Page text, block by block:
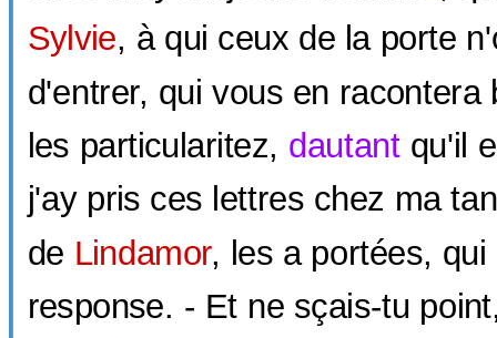
Sylvie, à qui ceux de la porte
d'entrer, qui vous en racontera
les particularitez, dautantqu'il
j'ay pris ces lettres chez ma
de Lindamor, les a portées, qui
response. - Et ne sçais-tu